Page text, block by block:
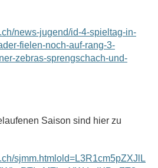
news-jugend/id-4-spieltag-in-
fielen-noch-auf-rang-3-
zebras-sprengschach-und-
Saison sind hier zu
sjmm.htmlold=L3R1cm5pZXJlL